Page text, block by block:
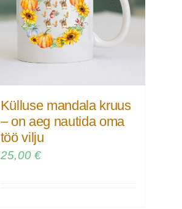
Külluse mandala kruus
– on aeg nautida oma
töö vilju
25,00€